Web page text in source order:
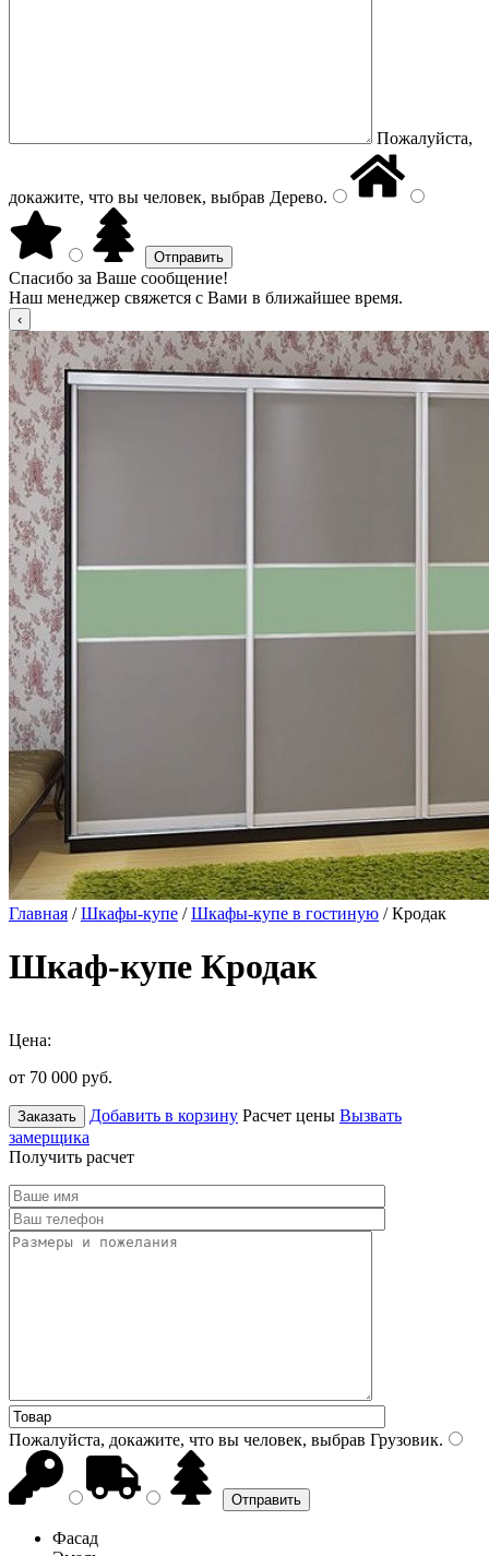
Пожалуйста,
докажите, что вы человек, выбрав Дерево.
Спасибо за Ваше сообщение!
Наш менеджер свяжется с Вами в ближайшее время.
Главная /Шкафы-купе /Шкафы-купе в гостиную / Кродак
Шкаф-купе Кродак
Цена:
от 70 000 руб.
Заказать Добавить в корзину Расчет цены Вызвать
замерщика
Получить расчет
Пожалуйста, докажите, что вы человек, выбрав Грузовик.
Фасад